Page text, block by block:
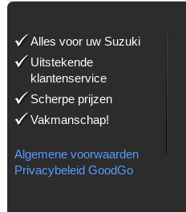
Alles voor uw Suzuki
Uitstekende
klantenservice
Scherpe prijzen
Vakmanschap!
Algemene voorwaarden
Privacybeleid GoodGo